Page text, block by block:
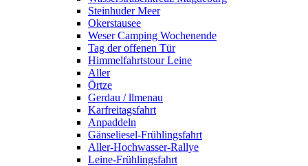
Steinhuder Meer
Okerstausee
Weser Camping Wochenende
Tag der offenen Tür
Himmelfahrtstour Leine
Aller
Örtze
Gerdau / llmenau
Karfreitagsfahrt
Anpaddeln
Gänseliesel-Frühlingsfahrt
Aller-Hochwasser-Rallye
Leine-Frühlingsfahrt